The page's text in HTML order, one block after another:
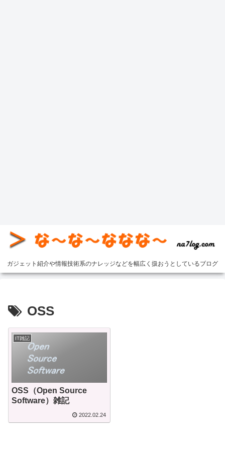
ガジェット紹介や情報技術系のナレッジなどを幅広く扱おうとしているブログ
OSS
IT雑記
OSS（Open Source
Software）雑記
2022.02.24